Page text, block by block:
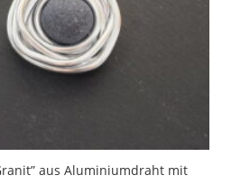
aus Aluminiumdraht mit